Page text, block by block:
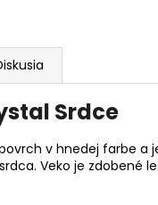
Srdce
v hnedej farbe a
Veko je zdobené